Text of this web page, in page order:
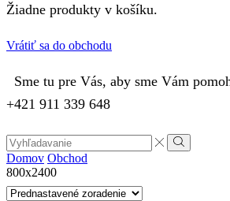
Žiadne produkty v košíku.
Vrátiť sa do obchodu
Sme tu pre Vás, aby sme Vám
+421 911 339 648
Search
input
Domov Obchod
800x2400